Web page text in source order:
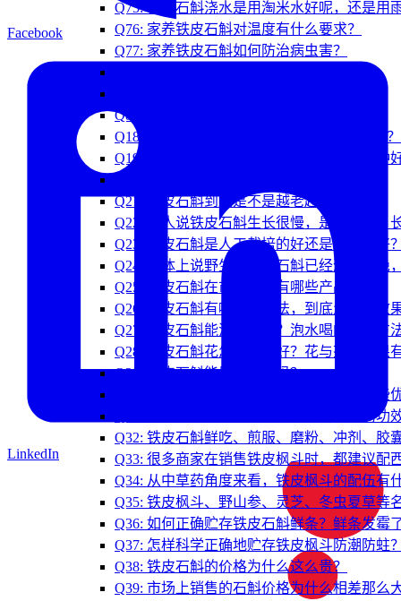
Q75: 铁皮石斛浇水是用淘米水好呢，还是用
Q76: 家养铁皮石斛对温度有什么要求？
Q77: 家养铁皮石斛如何防治病虫害？
Q80: 家养铁皮石斛叶子发黄怎么办？
Q18: 铁皮石斛的“软脚”和“硬脚”是什么意思
Q19: 铁皮石斛与霍山石斛（米斛）究竟哪种
Q21: 铁皮石斛到底是不是越老越好？
Q22: 有人说铁皮石斛生长很慢，是真的吗？
Q23: 铁皮石斛是人工栽培的好还是野生的好
Q24: 媒体上说野生的铁皮石斛已经濒临灭绝
Q25: 铁皮石斛在市场上都有哪些产品？
Q26: 铁皮石斛有哪几种吃法，到底怎么吃效
Q27: 铁皮石斛能泡茶喝吗？泡水喝的正确方
Q28: 铁皮石斛花怎么吃最好？花与茎的效果
Q29: 铁皮石斛能用来煲汤吗？
Q30: 铁皮石斛可以鲜食吗？新鲜石斛有哪些
Q31: 铁皮枫斗可以浸酒喝吗？石斛泡酒的功
Q32: 铁皮石斛鲜吃、煎服、磨粉、冲剂、胶
Q33: 很多商家在销售铁皮枫斗时，都建议配
Q34: 从中草药角度来看，铁皮枫斗的配伍有
Q35: 铁皮枫斗、野山参、灵芝、冬虫夏草等
Q36: 如何正确贮存铁皮石斛鲜条？鲜条发霉
Q37: 怎样科学正确地贮存铁皮枫斗防潮防蛀
Q38: 铁皮石斛的价格为什么这么贵？
Q39: 市场上销售的石斛价格为什么相差那么
Facebook
LinkedIn